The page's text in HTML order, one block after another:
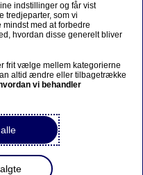
fire vigtige
fokus på
sikkerhed
indstillinger og får vist
tredjeparter, som vi
med at forbedre
hvordan disse generelt bliver
frit vælge mellem kategorierne
altid ændre eller tilbagetrække
hvordan vi behandler